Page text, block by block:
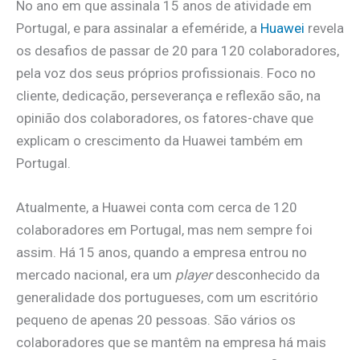
No ano em que assinala 15 anos de atividade em
Portugal, e para assinalar a efeméride, a Huawei revela
os desafios de passar de 20 para 120 colaboradores,
pela voz dos seus próprios profissionais. Foco no
cliente, dedicação, perseverança e reflexão são, na
opinião dos colaboradores, os fatores-chave que
explicam o crescimento da Huawei também em
Portugal.
Atualmente, a Huawei conta com cerca de 120
colaboradores em Portugal, mas nem sempre foi
assim. Há 15 anos, quando a empresa entrou no
mercado nacional, era um playerdesconhecido da
generalidade dos portugueses, com um escritório
pequeno de apenas 20 pessoas. São vários os
colaboradores que se mantêm na empresa há mais